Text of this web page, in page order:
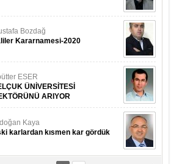
Bozdağ
Kararnamesi-2020
ESER
ÜNİVERSİTESİ
ARIYOR
Kaya
karlardan kısmen kar gördük